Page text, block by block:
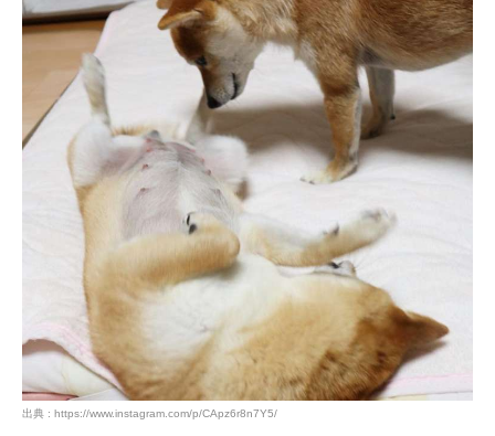
出典 : https://www.instagram.com/p/CApz6r8n7Y5/